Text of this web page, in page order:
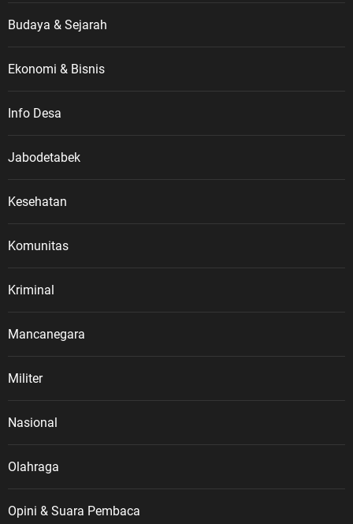
Budaya & Sejarah
Ekonomi & Bisnis
Info Desa
Jabodetabek
Kesehatan
Komunitas
Kriminal
Mancanegara
Militer
Nasional
Olahraga
Opini & Suara Pembaca